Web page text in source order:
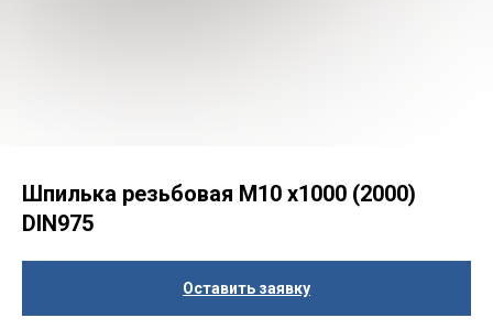
Шпилька резьбовая М10 х1000 (2000)
DIN975
Оставить заявку